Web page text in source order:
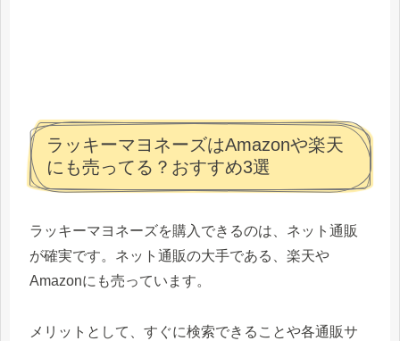
ラッキーマヨネーズはAmazonや楽天
にも売ってる？おすすめ3選
ラッキーマヨネーズを購入できるのは、ネット通販
が確実です。ネット通販の大手である、楽天や
Amazonにも売っています。
メリットとして、すぐに検索できることや各通販サ